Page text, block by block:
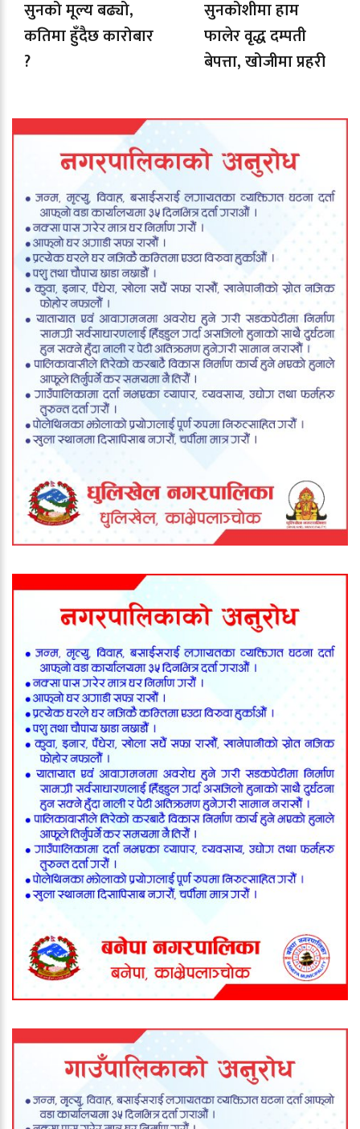
सुनको मूल्य बढ्यो,
कतिमा हुँदैछ कारोबार
?
सुनकोशीमा हाम
फालेर वृद्ध दम्पती
बेपत्ता, खोजीमा प्रहरी